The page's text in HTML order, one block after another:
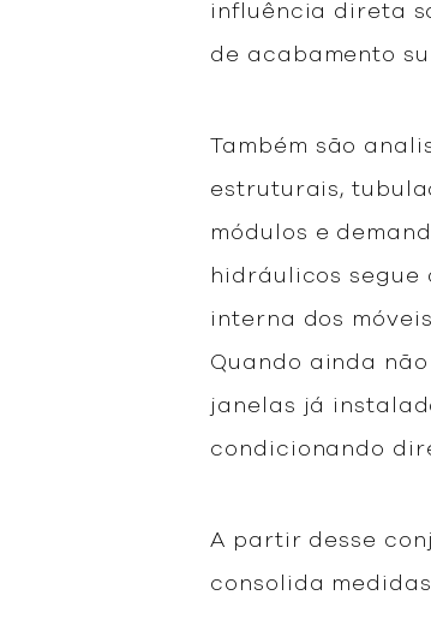
influência direta
de acabamento
Também são
estruturais,
módulos e
hidráulicos segue
interna dos
Quando ainda
janelas já
condicionando
A partir desse
consolida